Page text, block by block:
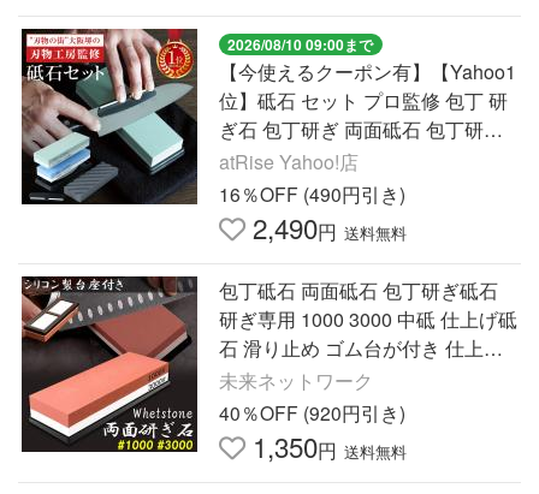
2026/08/10 09:00まで
【今使えるクーポン有】【Yahoo1
位】砥石 セット プロ監修 包丁 研
ぎ石 包丁研ぎ 両面砥石 包丁研ぎ
砥石 滑り止め台 角度固定ホルダー
付き
atRise Yahoo!店
16％OFF (490円引き)
2,490円 送料無料
包丁砥石 両面砥石 包丁研ぎ砥石
研ぎ専用 1000 3000 中砥 仕上げ砥
石 滑り止め ゴム台が付き 仕上砥
石 家庭用 料理人用 包丁 サバイバ
ル
未来ネットワーク
40％OFF (920円引き)
1,350円 送料無料